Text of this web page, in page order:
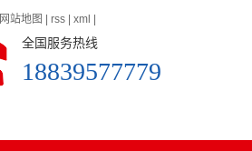
网站地图 rss xml
全国服务热线
18839577779